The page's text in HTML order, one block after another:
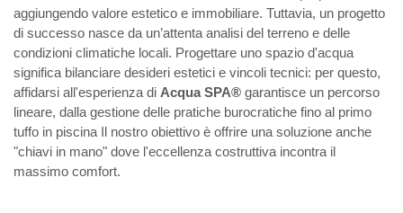
aggiungendo valore estetico e immobiliare. Tuttavia, un progetto
di successo nasce da un’attenta analisi del terreno e delle
condizioni climatiche locali. Progettare uno spazio d'acqua
significa bilanciare desideri estetici e vincoli tecnici: per questo,
affidarsi all'esperienza di Acqua SPA® garantisce un percorso
lineare, dalla gestione delle pratiche burocratiche fino al primo
tuffo in piscina Il nostro obiettivo è offrire una soluzione anche
"chiavi in mano" dove l'eccellenza costruttiva incontra il
massimo comfort.